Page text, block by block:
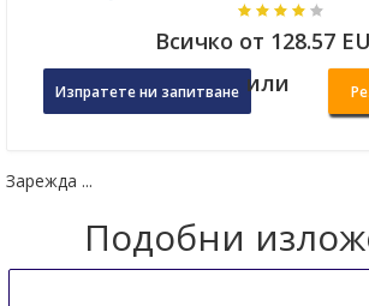
Всичко от 128.57
Изпратете ни запитване или
Зарежда ...
Подобни